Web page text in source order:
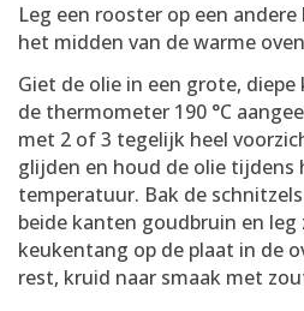
Leg een rooster op een
het midden van de warme
Giet de olie in een grote,
de thermometer 190 °C
met 2 of 3 tegelijk heel
glijden en houd de olie tijdens
temperatuur. Bak de
beide kanten goudbruin en
keukentang op de plaat in de
rest, kruid naar smaak met